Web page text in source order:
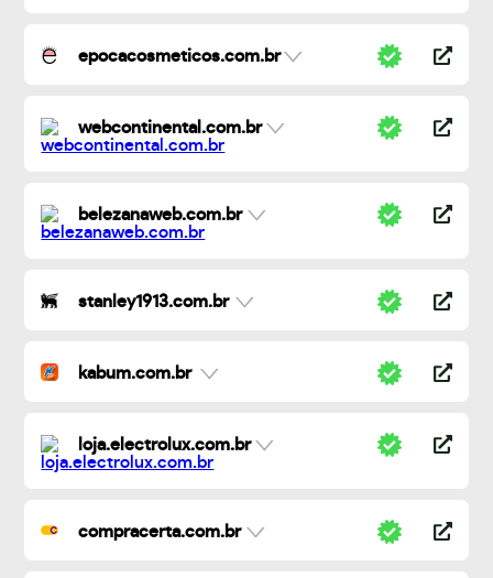
epocacosmeticos.com.br
webcontinental.com.br
belezanaweb.com.br
stanley1913.com.br
kabum.com.br
loja.electrolux.com.br
compracerta.com.br